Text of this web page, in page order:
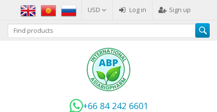
USD Log in Sign up
+66 84 242 6601